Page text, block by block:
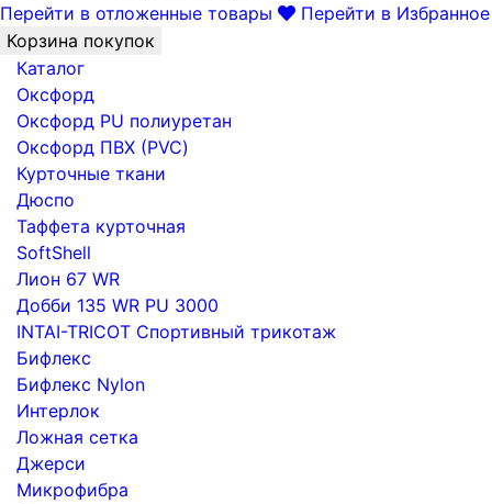
Перейти в отложенные товары
Перейти в Избранное
Корзина покупок
Каталог
Оксфорд
Оксфорд PU полиуретан
Оксфорд ПВХ (PVC)
Курточные ткани
Дюспо
Таффета курточная
SoftShell
Лион 67 WR
Добби 135 WR PU 3000
INTAI-TRICOT Спортивный трикотаж
Бифлекс
Бифлекс Nylon
Интерлок
Ложная сетка
Джерси
Микрофибра